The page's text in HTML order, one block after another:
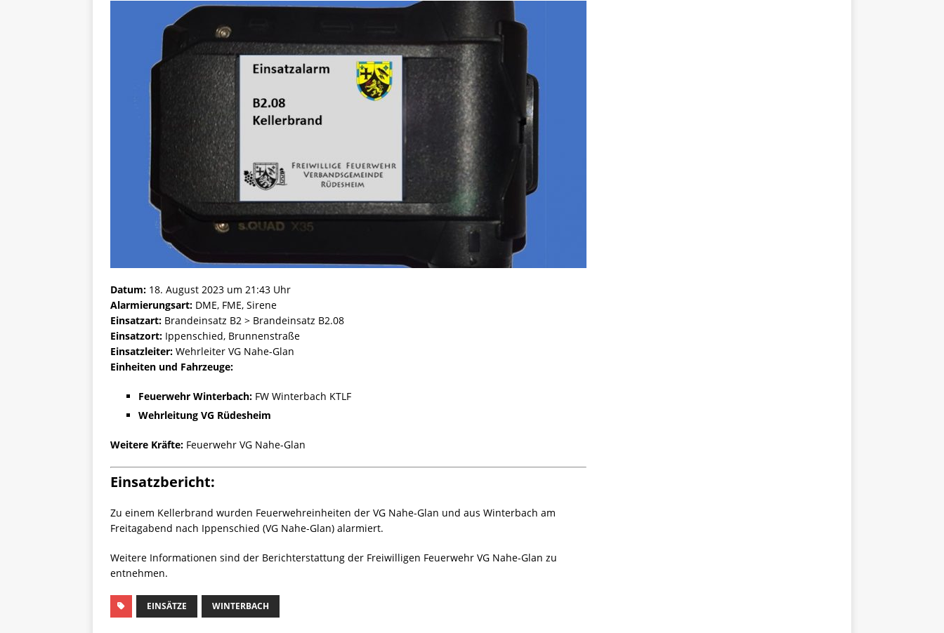
Datum: 18. August 2023 um 21:43 Uhr
Alarmierungsart: DME, FME, Sirene
Einsatzart: Brandeinsatz B2 > Brandeinsatz B2.08
Einsatzort: Ippenschied, Brunnenstraße
Einsatzleiter: Wehrleiter VG Nahe-Glan
Einheiten und Fahrzeuge:
Feuerwehr Winterbach: FW Winterbach KTLF
Wehrleitung VG Rüdesheim
Weitere Kräfte: Feuerwehr VG Nahe-Glan
Einsatzbericht:
Zu einem Kellerbrand wurden Feuerwehreinheiten der VG Nahe-Glan und aus Winterbach am
Freitagabend nach Ippenschied (VG Nahe-Glan) alarmiert.
Weitere Informationen sind der Berichterstattung der Freiwilligen Feuerwehr VG Nahe-Glan zu
entnehmen.
EINSÄTZE WINTERBACH